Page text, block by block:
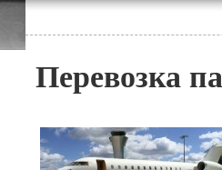
Перевозка